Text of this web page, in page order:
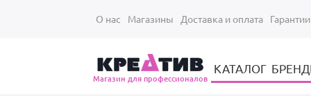
О нас Магазины Доставка и оплата Гарантии
Магазин для профессионалов
КАТАЛОГ